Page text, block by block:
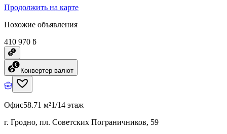
Продолжить на карте
Похожие объявления
410 970 ƃ
Конвертер валют
Офис58.71 м²1/14 этаж
г. Гродно, пл. Советских Пограничников, 59